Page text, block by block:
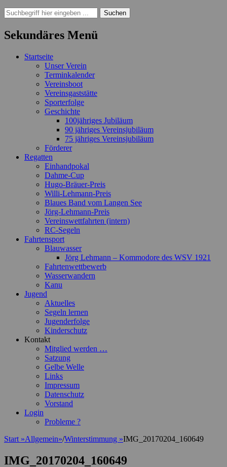
Suchen
Suchen
nach:
Sekundäres Menü
Zum
Startseite
Unser Verein
Terminkalender
Vereinsboot
Vereinsgaststätte
Sporterfolge
Geschichte
100jähriges Jubiläum
90 jähriges Vereinsjubiläum
75 jähriges Vereinsjubiläum
Förderer
Regatten
Einhandpokal
Dahme-Cup
Hugo-Bräuer-Preis
Willi-Lehmann-Preis
Blaues Band vom Langen See
Jörg-Lehmann-Preis
Vereinswettfahrten (intern)
RC-Segeln
Fahrtensport
Blauwasser
Jörg Lehmann – Kommodore des WSV 1921
Fahrtenwettbewerb
Wasserwandern
Kanu
Jugend
Aktuelles
Segeln lernen
Jugenderfolge
Kinderschutz
Kontakt
Mitglied werden …
Satzung
Gelbe Welle
Links
Impressum
Datenschutz
Vorstand
Login
Probleme ?
Start »Allgemein»/Winterstimmung »IMG_20170204_160649
IMG_20170204_160649